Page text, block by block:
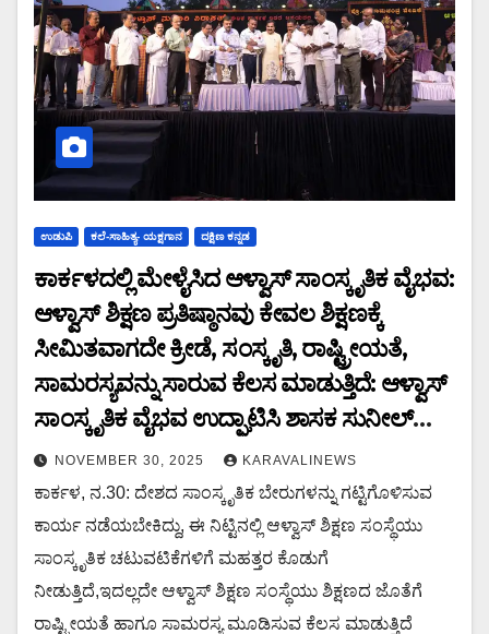
ಉಡುಪಿ ಕಲೆ-ಸಾಹಿತ್ಯ- ಯಕ್ಷಗಾನ ದಕ್ಷಿಣ ಕನ್ನಡ
ಕಾರ್ಕಳದಲ್ಲಿ ಮೇಳೈಸಿದ ಆಳ್ವಾಸ್ ಸಾಂಸ್ಕೃತಿಕ ವೈಭವ:
ಆಳ್ವಾಸ್ ಶಿಕ್ಷಣ ಪ್ರತಿಷ್ಠಾನವು ಕೇವಲ ಶಿಕ್ಷಣಕ್ಕೆ
ಸೀಮಿತವಾಗದೇ ಕ್ರೀಡೆ, ಸಂಸ್ಕೃತಿ, ರಾಷ್ಟ್ರೀಯತೆ,
ಸಾಮರಸ್ಯವನ್ನು ಸಾರುವ ಕೆಲಸ ಮಾಡುತ್ತಿದೆ: ಆಳ್ವಾಸ್
ಸಾಂಸ್ಕೃತಿಕ ವೈಭವ ಉದ್ಘಾಟಿಸಿ ಶಾಸಕ‌ ಸುನೀಲ್
ಕುಮಾರ್
NOVEMBER 30, 2025 KARAVALINEWS
ಕಾರ್ಕಳ, ನ.30: ದೇಶದ ಸಾಂಸ್ಕೃತಿಕ ಬೇರುಗಳನ್ನು ಗಟ್ಟಿಗೊಳಿಸುವ
ಕಾರ್ಯ ನಡೆಯಬೇಕಿದ್ದು, ಈ ನಿಟ್ಟಿನಲ್ಲಿ ಆಳ್ವಾಸ್ ಶಿಕ್ಷಣ ಸಂಸ್ಥೆಯು
ಸಾಂಸ್ಕೃತಿಕ ಚಟುವಟಿಕೆಗಳಿಗೆ ಮಹತ್ತರ ಕೊಡುಗೆ
ನೀಡುತ್ತಿದೆ,ಇದಲ್ಲದೇ ಆಳ್ವಾಸ್ ಶಿಕ್ಷಣ ಸಂಸ್ಥೆಯು ಶಿಕ್ಷಣದ ಜೊತೆಗೆ
ರಾಷ್ಟ್ರೀಯತೆ ಹಾಗೂ ಸಾಮರಸ್ಯ ಮೂಡಿಸುವ ಕೆಲಸ ಮಾಡುತ್ತಿದೆ